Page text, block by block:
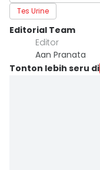
Tes Urine
Editorial Team
Editor
Aan Pranata
Tonton lebih seru di